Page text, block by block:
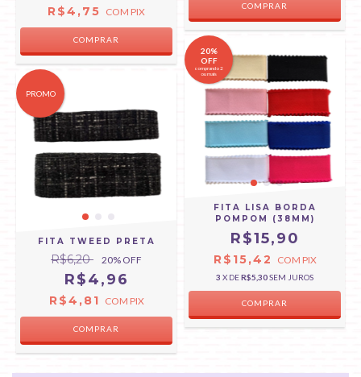
R$4,75 COM PIX
COMPRAR
COMPRAR
PROMO
FITA TWEED PRETA
R$6,20 20% OFF
R$4,96
R$4,81 COM PIX
COMPRAR
20%
OFF
comprando 2
ou mais
FITA LISA BORDA
POMPOM (38MM)
R$15,90
R$15,42 COM PIX
3 X DER$5,30SEM JUROS
COMPRAR